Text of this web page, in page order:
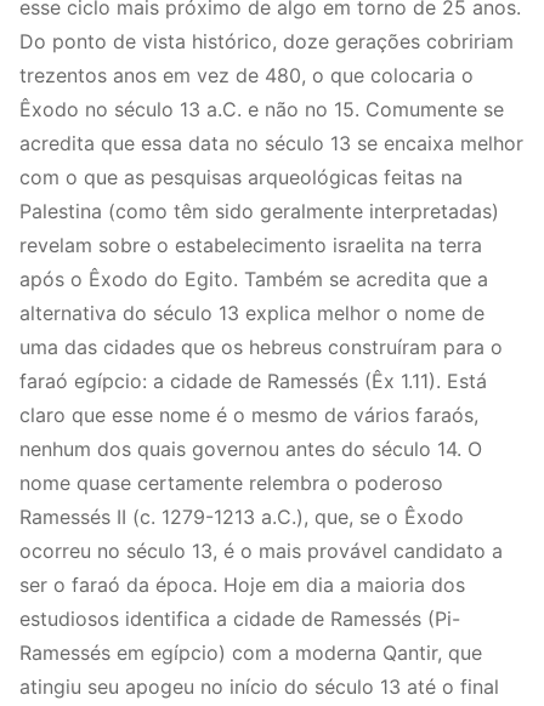
esse ciclo mais próximo de algo em torno de 25 anos.
Do ponto de vista histórico, doze gerações cobririam
trezentos anos em vez de 480, o que colocaria o
Êxodo no século 13 a.C. e não no 15. Comumente se
acredita que essa data no século 13 se encaixa melhor
com o que as pesquisas arqueológicas feitas na
Palestina (como têm sido geralmente interpretadas)
revelam sobre o estabelecimento israelita na terra
após o Êxodo do Egito. Também se acredita que a
alternativa do século 13 explica melhor o nome de
uma das cidades que os hebreus construíram para o
faraó egípcio: a cidade de Ramessés (Êx 1.11). Está
claro que esse nome é o mesmo de vários faraós,
nenhum dos quais governou antes do século 14. O
nome quase certamente relembra o poderoso
Ramessés II (c. 1279-1213 a.C.), que, se o Êxodo
ocorreu no século 13, é o mais provável candidato a
ser o faraó da época. Hoje em dia a maioria dos
estudiosos identifica a cidade de Ramessés (Pi-
Ramessés em egípcio) com a moderna Qantir, que
atingiu seu apogeu no início do século 13 até o final